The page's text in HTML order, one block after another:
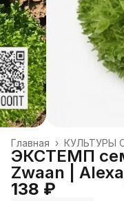
КУЛЬТУРЫ
Главная ›
ЭКСТЕМП
Zwaan |
138 ₽